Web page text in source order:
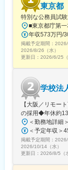
■業績評価：
上司と面接
ト：売上30
10％)
※売上高よ
算化」の受
す。また、
■キャリア形
新たな国策
成長が見込
で、新聞、
いて担当官
関わること
中を支える
定的に仕事が
東京都
特別な公務員試
掲載予定期間： 2026/
2026/8/26（水）
更新日： 2026/6/25（
学校法
【大阪／リモー
の採用◆年休約
掲載予定期間： 2026/
2026/10/14（水）
更新日： 2026/8/5（